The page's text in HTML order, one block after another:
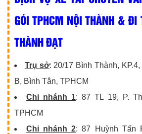
GÓI TPHCM NỘI THÀNH & ĐI
THÀNH ĐẠT
Trụ sở: 20/17 Bình Thành,
B, Bình Tân, TPHCM
Chi nhánh 1: 87 TL 19, P.
TPHCM
Chi nhánh 2: 87 Huỳnh Tấn